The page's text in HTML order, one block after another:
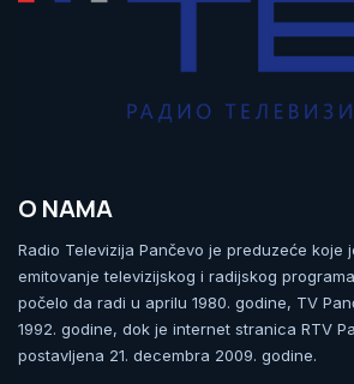
O NAMA
Radio Televizija Pančevo je preduzeće koje
emitovanje televizijskog i radijskog
počelo da radi u aprilu 1980. godine, TV
1992. godine, dok je internet stranica RTV
postavljena 21. decembra 2009. godine.